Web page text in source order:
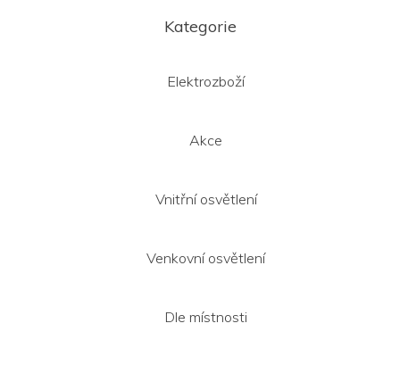
Kategorie
Elektrozboží
Akce
Vnitřní osvětlení
Venkovní osvětlení
Dle místnosti